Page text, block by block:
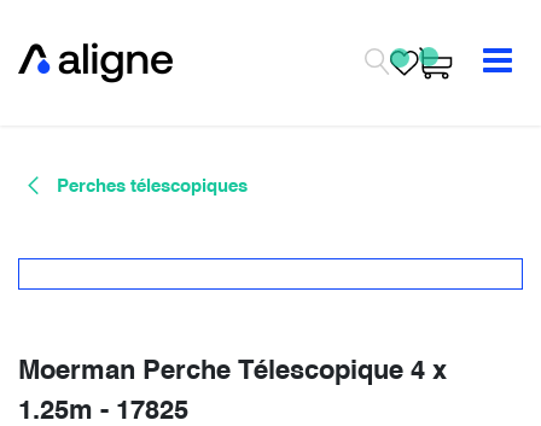
Perches télescopiques
Moerman Perche Télescopique 4 x
1.25m - 17825